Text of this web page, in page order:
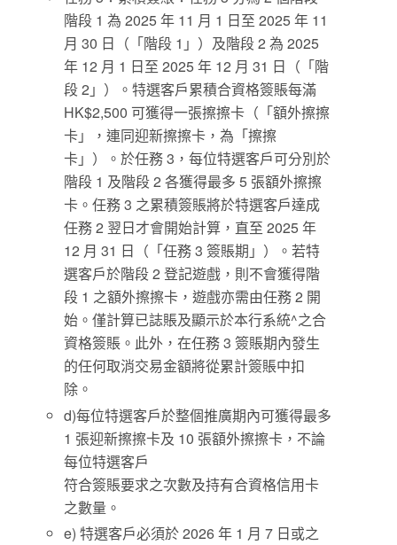
階段 1 為 2025 年 11 月 1 日至 2025 年 11
月 30 日（「階段 1」）及階段 2 為 2025
年 12 月 1 日至 2025 年 12 月 31 日（「階
段 2」）。特選客戶累積合資格簽賬每滿
HK$2,500 可獲得一張擦擦卡（「額外擦擦
卡」，連同迎新擦擦卡，為「擦擦
卡」）。於任務 3，每位特選客戶可分別於
階段 1 及階段 2 各獲得最多 5 張額外擦擦
卡。任務 3 之累積簽賬將於特選客戶達成
任務 2 翌日才會開始計算，直至 2025 年
12 月 31 日（「任務 3 簽賬期」）。若特
選客戶於階段 2 登記遊戲，則不會獲得階
段 1 之額外擦擦卡，遊戲亦需由任務 2 開
始。僅計算已誌賬及顯示於本行系統^之合
資格簽賬。此外，在任務 3 簽賬期內發生
的任何取消交易金額將從累計簽賬中扣
除。
d)每位特選客戶於整個推廣期內可獲得最多
1 張迎新擦擦卡及 10 張額外擦擦卡，不論
每位特選客戶
符合簽賬要求之次數及持有合資格信用卡
之數量。
e) 特選客戶必須於 2026 年 1 月 7 日或之